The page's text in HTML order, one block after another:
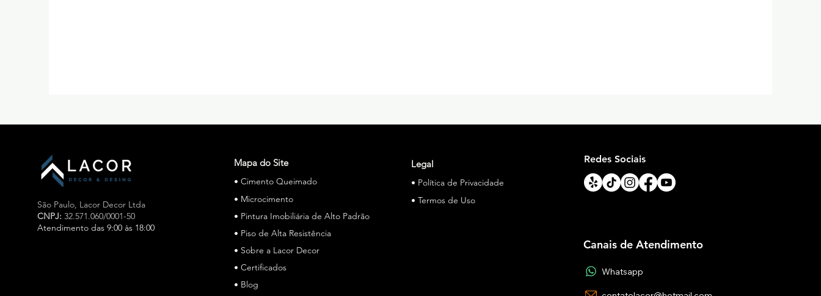
São Paulo, Lacor Decor Ltda
CNPJ: 32.571.060/0001-50
Atendimento das 9:00 às 18:00
Especialista em cimento queimado e microcimento em
São Paulo, a Lacor Decor atua há mais de 15 anos, a
Lacor Decor é especialista em cimento queimado e
microcimento em São Paulo, oferecendo soluções de
Mapa do Site
• Cimento Queimado
• Microcimento
• Pintura Imobiliária de Alto Padrão
• Piso de Alta Resistência
• Sobre a Lacor Decor
• Certificados
• Blog
Legal
• Política de Privacidade
• Termos de Uso
Redes Sociais
Canais de Atendimento
Whatsapp